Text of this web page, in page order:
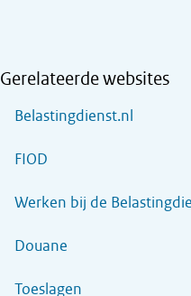
Gerelateerde websites
Belastingdienst.nl
FIOD
Werken bij de
Douane
Toeslagen